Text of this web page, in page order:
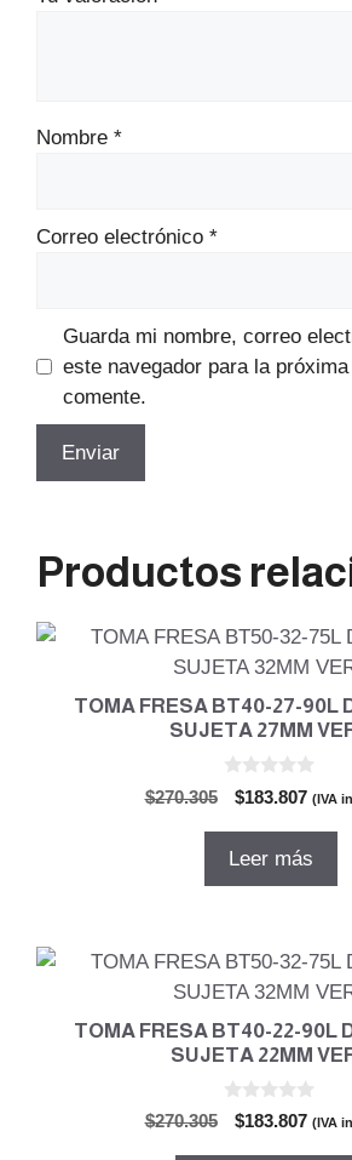
Nombre *
Correo electrónico *
Guarda mi nombre, correo
este navegador para la
comente.
Productos
TOMA FRESA BT40-27-90L
SUJETA 27MM
$270.305
El
original
$183.807El(IVA
Leer más
TOMA FRESA BT40-22-90L
SUJETA 22MM
$270.305
El
$183.807El(IVA